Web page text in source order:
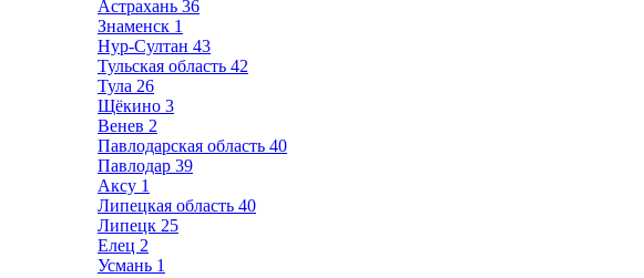
Астрахань 36
Знаменск 1
Нур-Султан 43
Тульская область 42
Тула 26
Щёкино 3
Венев 2
Павлодарская область 40
Павлодар 39
Аксу 1
Липецкая область 40
Липецк 25
Елец 2
Усмань 1